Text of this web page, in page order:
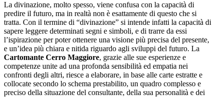
La divinazione, molto spesso, viene confusa con la capacità di
predire il futuro, ma in realtà non è esattamente di questo che si
tratta. Con il termine di “divinazione” si intende infatti la capacità di
sapere leggere determinati segni e simboli, e di trarre da essi
l’ispirazione per poter ottenere una visione più precisa del presente,
e un’idea più chiara e nitida riguardo agli sviluppi del futuro. La
Cartomante Cerro Maggiore, grazie alle sue esperienze e
competenze unite ad una profonda sensibilità ed empatia nei
confronti degli altri, riesce a elaborare, in base alle carte estratte e
collocate secondo lo schema prestabilito, un quadro complesso e
preciso della situazione del consultante, della sua personalità e dei